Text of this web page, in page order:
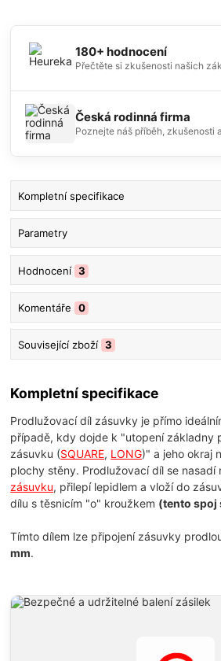
180+ hodnocení
Přečtěte si zkušenosti našich
Česká rodinná firma
Poznejte náš příběh, zkušenosti
Kompletní specifikace
Parametry
Hodnocení 3
Komentáře 0
Související zboží 3
Kompletní specifikace
Prodlužovací díl zásuvky je přímo
případě, kdy dojde k "utopení základny
zásuvku (SQUARE, LONG)" a jeho okraj
plochy stěny. Prodlužovací díl se nasadí
zásuvku, přilepí lepidlem a vloží do
dílu s těsnicím "o" kroužkem (tento spoj
Tímto dílem lze připojení zásuvky
mm.